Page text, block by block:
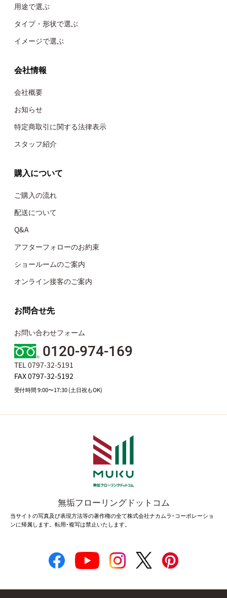
用途で選ぶ
タイプ・形状で選ぶ
イメージで選ぶ
会社情報
会社概要
お知らせ
特定商取引に関する法律表示
スタッフ紹介
購入について
ご購入の流れ
配送について
Q&A
アフターフォローのお約束
ショールームのご案内
オンライン接客のご案内
お問合せ先
お問い合わせフォーム
0120-974-169
TEL 0797-32-5191
FAX 0797-32-5192
受付時間 9:00〜17:30 (土日祝もOK)
無垢フローリングドットコム
当サイトの写真及び表現方法等の著作権の全て株式会社ナカムラ･コーポレーショ
ンに帰属します。転用･複写は禁止いたします。